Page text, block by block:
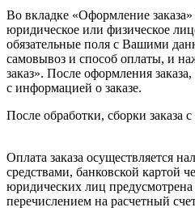
Во вкладке «Оформление
юридическое или физическое
обязательные поля с Вашими
самовывоз и способ оплаты, и
заказ». После оформления
с информацией о заказе.
После обработки, сборки заказа
Оплата заказа осуществляется
средствами, банковской картой
юридических лиц предусмотрена
перечислением на расчетный